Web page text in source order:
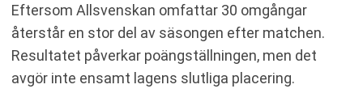
Eftersom Allsvenskan omfattar 30 omgångar
återstår en stor del av säsongen efter matchen.
Resultatet påverkar poängställningen, men det
avgör inte ensamt lagens slutliga placering.